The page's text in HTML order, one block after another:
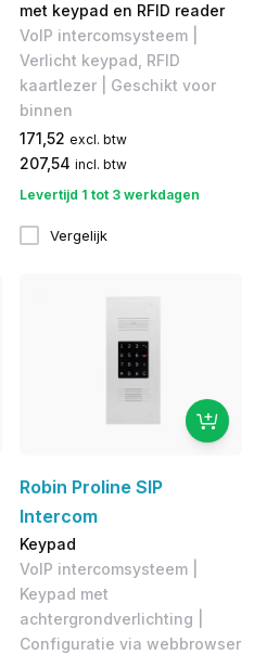
met keypad en RFID reader
VoIP intercomsysteem | ​
Verlicht keypad, RFID
kaartlezer | Geschikt voor
binnen
171,52 excl. btw
207,54 incl. btw
Levertijd 1 tot 3 werkdagen
Vergelijk
Robin Proline SIP
Intercom
Keypad
VoIP intercomsysteem |
Keypad met
achtergrondverlichting |
Configuratie via webbrowser